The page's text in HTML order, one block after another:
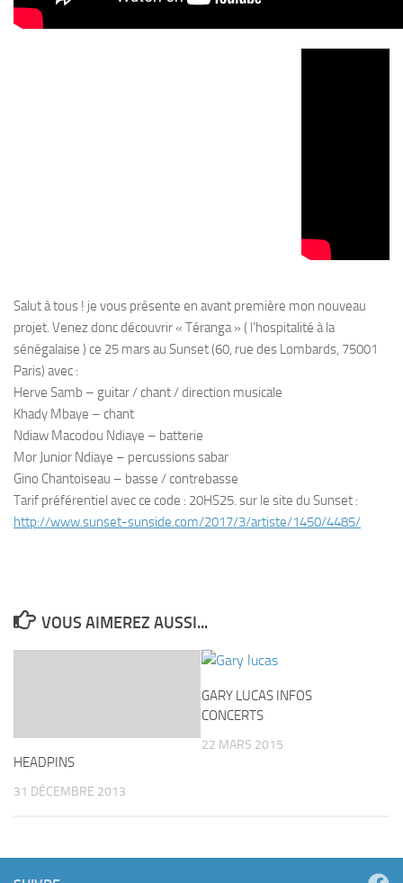
Salut à tous ! je vous présente en avant première mon nouveau
projet. Venez donc découvrir « Téranga » ( l’hospitalité à la
sénégalaise ) ce 25 mars au Sunset (60, rue des Lombards, 75001
Paris) avec :
Herve Samb – guitar / chant / direction musicale
Khady Mbaye – chant
Ndiaw Macodou Ndiaye – batterie
Mor Junior Ndiaye – percussions sabar
Gino Chantoiseau – basse / contrebasse
Tarif préférentiel avec ce code : 20HS25. sur le site du Sunset :
http://www.sunset-sunside.com/2017/3/artiste/1450/4485/
VOUS AIMEREZ AUSSI...
HEADPINS
31 DÉCEMBRE 2013
GARY LUCAS INFOS
CONCERTS
22 MARS 2015